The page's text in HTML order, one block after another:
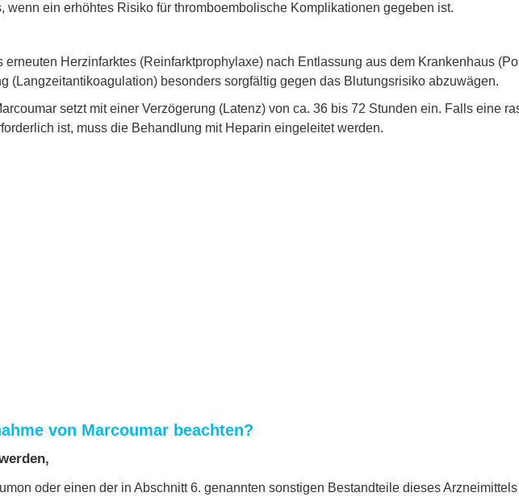
wenn ein erhöhtes Risiko für thromboembolische Komplikationen gegeben ist.
Herzinfarktes (Reinfarktprophylaxe) nach Entlassung aus dem Krankenhaus
(Langzeitantikoagulation) besonders sorgfältig gegen das Blutungsrisiko abzuwägen.
setzt mit einer Verzögerung (Latenz) von ca. 36 bis 72 Stunden ein. Falls eine
ist, muss die Behandlung mit Heparin eingeleitet werden.
von Marcoumar beachten?
oder einen der in Abschnitt 6. genannten sonstigen Bestandteile dieses